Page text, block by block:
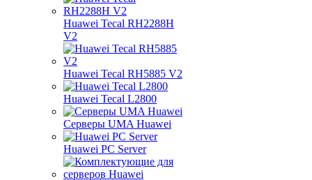
Huawei Tecal RH2288H
V2
Huawei Tecal RH5885 V2
Huawei Tecal L2800
Серверы UMA Huawei
Huawei PC Server